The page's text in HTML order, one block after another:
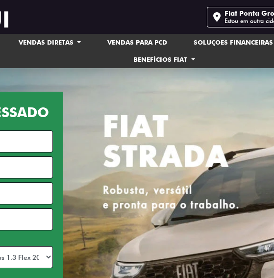
Fiat Ponta
Estou em outra
VENDAS DIRETAS VENDAS PARA PCD SOLUÇÕES FINANCEIRAS
BENEFÍCIOS FIAT